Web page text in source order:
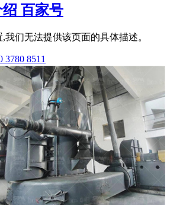
百家号
我们无法提供该页面的具体描述。
3780 8511